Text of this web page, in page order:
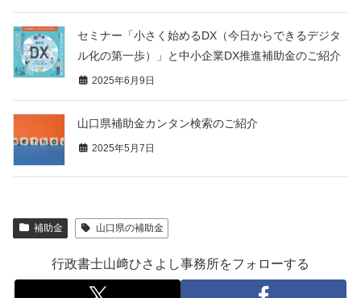
セミナー「小さく始めるDX（今日からできるデジタ
ル化の第一歩）」と中小企業DX推進補助金のご紹介
2025年6月9日
山口県補助金カンタン検索のご紹介
2025年5月7日
補助金 山口県の補助金
行政書士山﨑ひさよし事務所をフォローする